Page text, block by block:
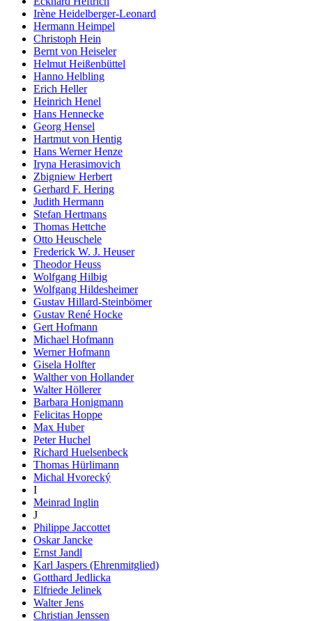
Irène Heidelberger-Leonard
Hermann Heimpel
Christoph Hein
Bernt von Heiseler
Helmut Heißenbüttel
Hanno Helbling
Erich Heller
Heinrich Henel
Hans Hennecke
Georg Hensel
Hartmut von Hentig
Hans Werner Henze
Iryna Herasimovich
Zbigniew Herbert
Gerhard F. Hering
Judith Hermann
Stefan Hertmans
Thomas Hettche
Otto Heuschele
Frederick W. J. Heuser
Theodor Heuss
Wolfgang Hilbig
Wolfgang Hildesheimer
Gustav Hillard-Steinbömer
Gustav René Hocke
Gert Hofmann
Michael Hofmann
Werner Hofmann
Gisela Holfter
Walther von Hollander
Walter Höllerer
Barbara Honigmann
Felicitas Hoppe
Max Huber
Peter Huchel
Richard Huelsenbeck
Thomas Hürlimann
Michal Hvorecký
I
Meinrad Inglin
J
Philippe Jaccottet
Oskar Jancke
Ernst Jandl
Karl Jaspers (Ehrenmitglied)
Gotthard Jedlicka
Elfriede Jelinek
Walter Jens
Christian Jenssen